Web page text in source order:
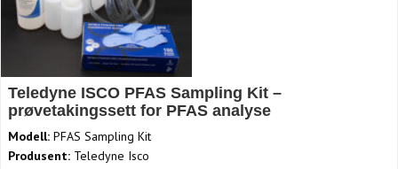
Teledyne ISCO PFAS Sampling Kit –
prøvetakingssett for PFAS analyse
Modell: PFAS Sampling Kit
Produsent: Teledyne Isco